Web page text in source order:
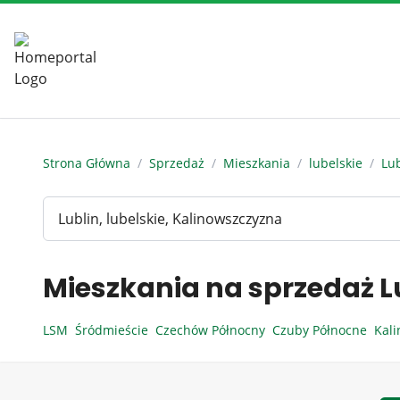
Strona Główna / Sprzedaż / Mieszkania / lubelskie /
Mieszkania na sprzedaż
LSM Śródmieście Czechów Północny Czuby Północne